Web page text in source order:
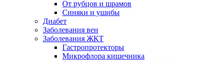
От рубцов и шрамов
Синяки и ушибы
Диабет
Заболевания вен
Заболевания ЖКТ
Гастропротекторы
Микрофлора кишечника